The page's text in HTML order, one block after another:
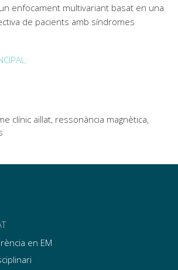
enfocament multivariant basat en una
de pacients amb síndromes
clínic aïllat, ressonància magnètica,
en EM